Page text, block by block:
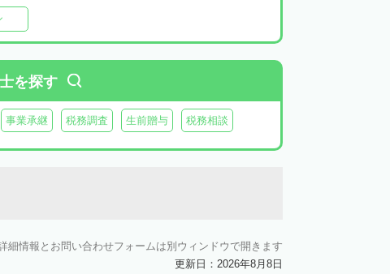
都郡苅田町 京都郡みやこ町 築上郡吉富町
を探す
事業承継 税務調査 生前贈与 税務相談
細情報とお問い合わせフォームは別ウィンドウで開きます
更新日：2026年8月8日